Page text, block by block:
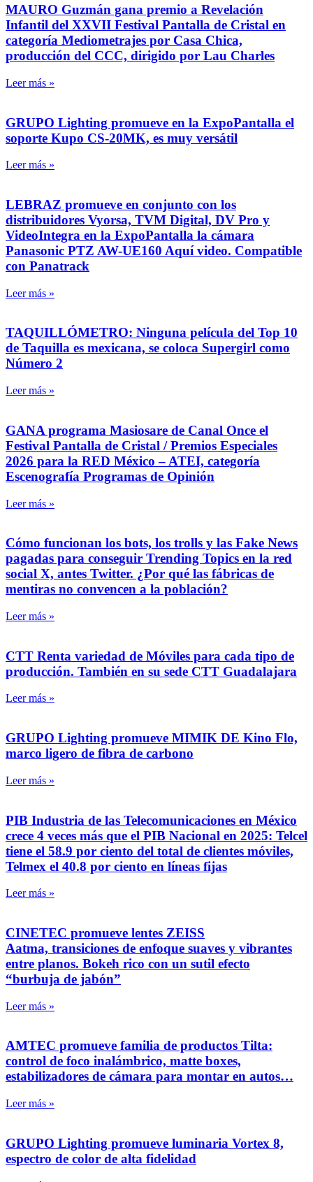
MAURO Guzmán gana premio a Revelación
Infantil del XXVII Festival Pantalla de Cristal en
categoría Mediometrajes por Casa Chica,
producción del CCC, dirigido por Lau Charles
Leer más »
GRUPO Lighting promueve en la ExpoPantalla el
soporte Kupo CS-20MK, es muy versátil
Leer más »
LEBRAZ promueve en conjunto con los
distribuidores Vyorsa, TVM Digital, DV Pro y
VideoIntegra en la ExpoPantalla la cámara
Panasonic PTZ AW-UE160 Aquí video. Compatible
con Panatrack
Leer más »
TAQUILLÓMETRO: Ninguna película del Top 10
de Taquilla es mexicana, se coloca Supergirl como
Número 2
Leer más »
GANA programa Masiosare de Canal Once el
Festival Pantalla de Cristal / Premios Especiales
2026 para la RED México – ATEI, categoría
Escenografía Programas de Opinión
Leer más »
Cómo funcionan los bots, los trolls y las Fake News
pagadas para conseguir Trending Topics en la red
social X, antes Twitter. ¿Por qué las fábricas de
mentiras no convencen a la población?
Leer más »
CTT Renta variedad de Móviles para cada tipo de
producción. También en su sede CTT Guadalajara
Leer más »
GRUPO Lighting promueve MIMIK DE Kino Flo,
marco ligero de fibra de carbono
Leer más »
PIB Industria de las Telecomunicaciones en México
crece 4 veces más que el PIB Nacional en 2025: Telcel
tiene el 58.9 por ciento del total de clientes móviles,
Telmex el 40.8 por ciento en líneas fijas
Leer más »
CINETEC promueve lentes ZEISS
Aatma, transiciones de enfoque suaves y vibrantes
entre planos. Bokeh rico con un sutil efecto
“burbuja de jabón”
Leer más »
AMTEC promueve familia de productos Tilta:
control de foco inalámbrico, matte boxes,
estabilizadores de cámara para montar en autos…
Leer más »
GRUPO Lighting promueve luminaria Vortex 8,
espectro de color de alta fidelidad